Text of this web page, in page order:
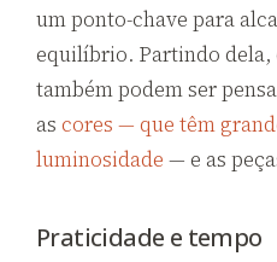
um ponto-chave para
equilíbrio. Partindo dela,
também podem ser
as cores — que têm
luminosidade — e as
Praticidade e tempo